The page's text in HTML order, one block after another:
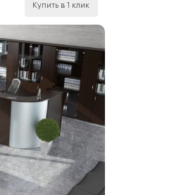
Купить в 1 клик